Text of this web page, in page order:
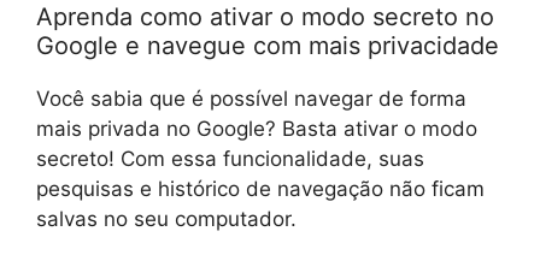
Aprenda como ativar o modo secreto no
Google e navegue com mais privacidade
Você sabia que é possível navegar de forma
mais privada no Google? Basta ativar o modo
secreto! Com essa funcionalidade, suas
pesquisas e histórico de navegação não ficam
salvas no seu computador.